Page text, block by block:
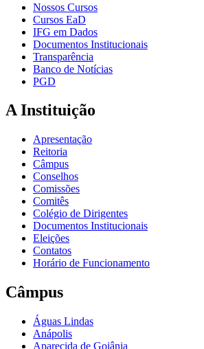
Nossos Cursos
Cursos EaD
IFG em Dados
Documentos Institucionais
Transparência
Banco de Notícias
PGD
A Instituição
Apresentação
Reitoria
Câmpus
Conselhos
Comissões
Comitês
Colégio de Dirigentes
Documentos Institucionais
Eleições
Contatos
Horário de Funcionamento
Câmpus
Águas Lindas
Anápolis
Aparecida de Goiânia